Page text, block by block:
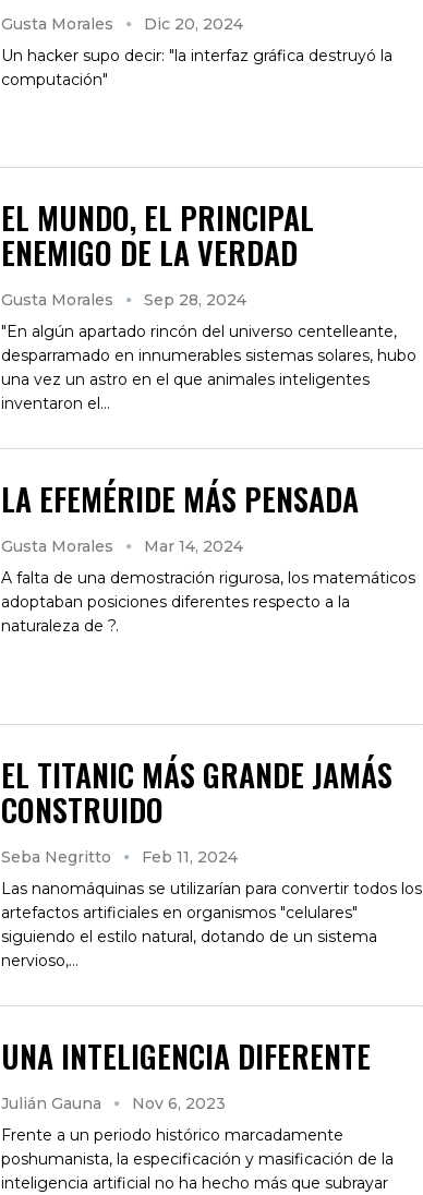
Gusta Morales
Dic 20, 2024
Un hacker supo decir: "la interfaz gráfica destruyó la
computación"
EL MUNDO, EL PRINCIPAL
ENEMIGO DE LA VERDAD
Gusta Morales
Sep 28, 2024
"En algún apartado rincón del universo centelleante,
desparramado en innumerables sistemas solares, hubo
una vez un astro en el que animales inteligentes
inventaron el…
LA EFEMÉRIDE MÁS PENSADA
Gusta Morales
Mar 14, 2024
A falta de una demostración rigurosa, los matemáticos
adoptaban posiciones diferentes respecto a la
naturaleza de ?.
EL TITANIC MÁS GRANDE JAMÁS
CONSTRUIDO
Seba Negritto
Feb 11, 2024
Las nanomáquinas se utilizarían para convertir todos los
artefactos artificiales en organismos "celulares"
siguiendo el estilo natural, dotando de un sistema
nervioso,…
UNA INTELIGENCIA DIFERENTE
Julián Gauna
Nov 6, 2023
Frente a un periodo histórico marcadamente
poshumanista, la especificación y masificación de la
inteligencia artificial no ha hecho más que subrayar